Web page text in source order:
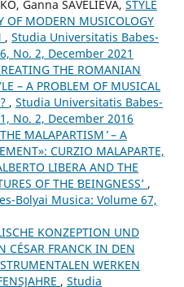
Ganna SAVELIEVA, STYLE
OF MODERN MUSICOLOGY
, Studia Universitatis Babes-
No. 2, December 2021
THE ROMANIAN
– A PROBLEM OF MUSICAL
, Studia Universitatis Babes-
No. 2, December 2016
THE ʻMALAPARTISM ̓ – A
CURZIO MALAPARTE,
LIBERA AND THE
OF THE ʻBEINGNESSʼ ,
Bolyai Musica: Volume 67,
KONZEPTION UND
CÉSAR FRANCK IN DEN
WERKEN
, Studia